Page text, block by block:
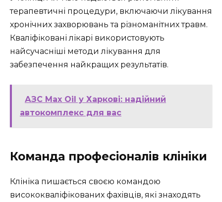
терапевтичні процедури, включаючи лікування
хронічних захворювань та різноманітних травм.
Кваліфіковані лікарі використовують
найсучасніші методи лікування для
забезпечення найкращих результатів.
АЗС Max Oil у Харкові: надійний
автокомплекс для вас
Команда професіоналів клініки
Клініка пишається своєю командою
висококваліфікованих фахівців, які знаходять